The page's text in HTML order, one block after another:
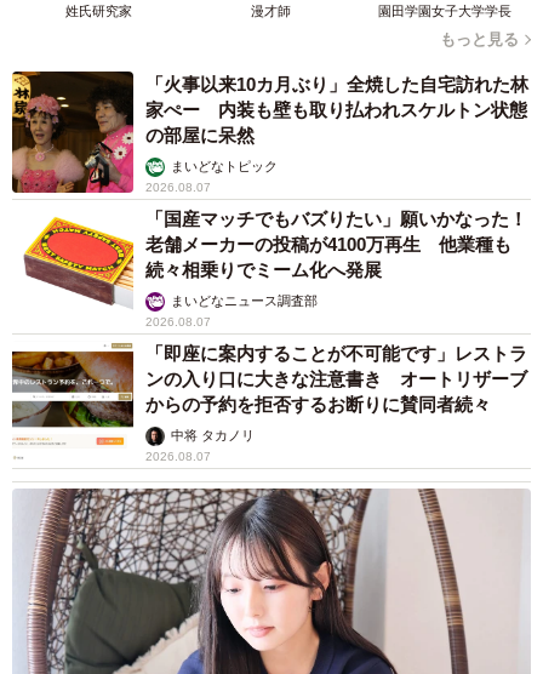
姓氏研究家 漫才師 園田学園女子大学学長
もっと見る
「火事以来10カ月ぶり」全焼した自宅訪れた林
家ぺー 内装も壁も取り払われスケルトン状態
の部屋に呆然
まいどなトピック
2026.08.07
「国産マッチでもバズりたい」願いかなった！
老舗メーカーの投稿が4100万再生 他業種も
続々相乗りでミーム化へ発展
まいどなニュース調査部
2026.08.07
「即座に案内することが不可能です」レストラ
ンの入り口に大きな注意書き オートリザーブ
からの予約を拒否するお断りに賛同者続々
中将 タカノリ
2026.08.07